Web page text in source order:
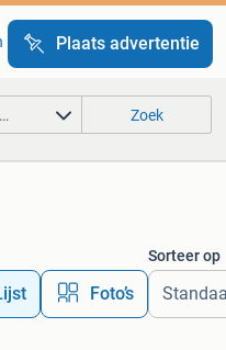
Plaats advertentie
Zoek
Foto’s
Sorteer op